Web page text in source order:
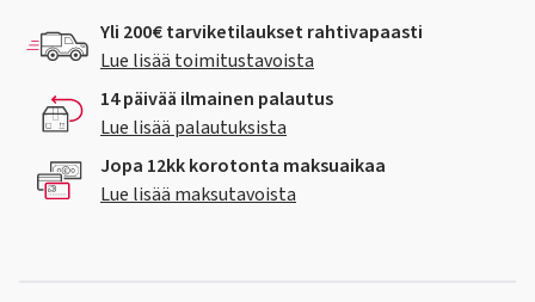
Yli 200€ tarviketilaukset rahtivapaasti
Lue lisää toimitustavoista
14 päivää ilmainen palautus
Lue lisää palautuksista
Jopa 12kk korotonta maksuaikaa
Lue lisää maksutavoista